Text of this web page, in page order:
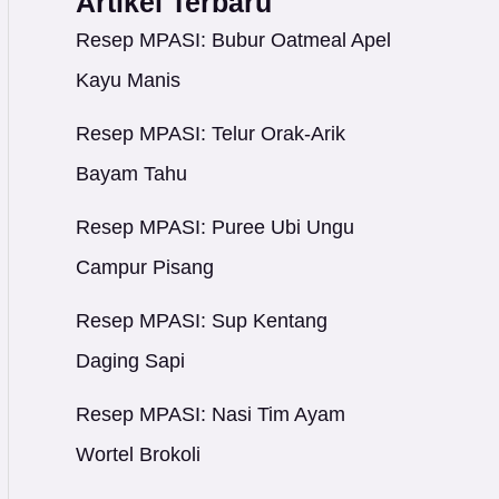
Resep MPASI: Bubur Oatmeal Apel
Kayu Manis
Resep MPASI: Telur Orak-Arik
Bayam Tahu
Resep MPASI: Puree Ubi Ungu
Campur Pisang
Resep MPASI: Sup Kentang
Daging Sapi
Resep MPASI: Nasi Tim Ayam
Wortel Brokoli